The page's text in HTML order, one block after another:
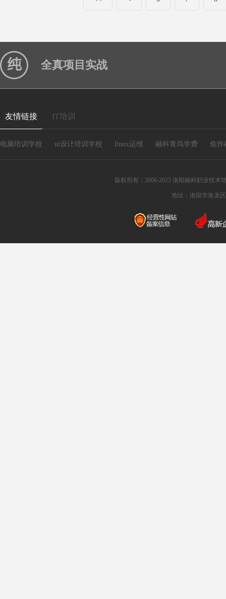
全真项目实战
友情链接 IT培训
电脑培训学校 ui设计培训学校 linux运维 融科青鸟学费 焦作
版权所有：2006-2025 洛阳融科职业技术
地址：洛阳市洛龙